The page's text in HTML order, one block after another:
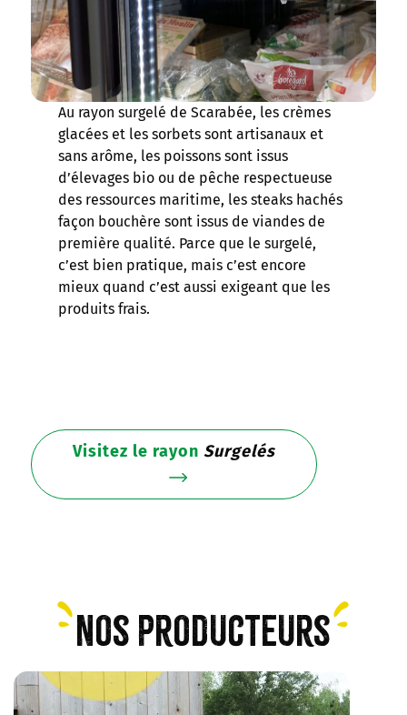
Au rayon surgelé de Scarabée, les crèmes
glacées et les sorbets sont artisanaux et
sans arôme, les poissons sont issus
d’élevages bio ou de pêche respectueuse
des ressources maritime, les steaks hachés
façon bouchère sont issus de viandes de
première qualité. Parce que le surgelé,
c’est bien pratique, mais c’est encore
mieux quand c’est aussi exigeant que les
produits frais.
Visitez le rayon Surgelés
Nos producteurs